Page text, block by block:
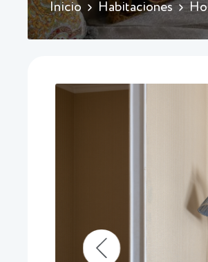
Inicio Habitaciones